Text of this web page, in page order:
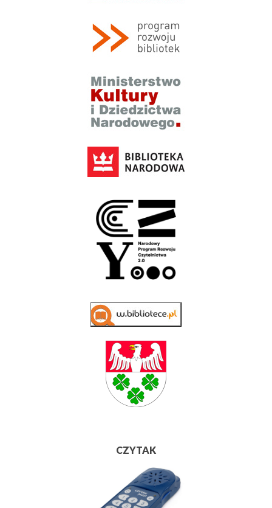
CZYTAK